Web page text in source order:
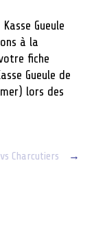
Gueule
à la
fiche
Gueule de
lors des
Charcutiers →